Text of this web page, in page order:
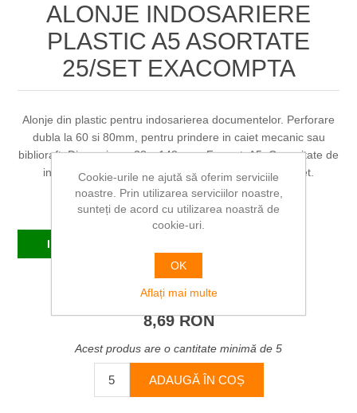
ALONJE INDOSARIERE
PLASTIC A5 ASORTATE
25/SET EXACOMPTA
Alonje din plastic pentru indosarierea documentelor. Perforare
dubla la 60 si 80mm, pentru prindere in caiet mecanic sau
biblioraft. Dimensiune: 38 x 148 mm. Format: A5. Capacitate de
indosariere: 100 coli (80 g/mp). Ambalare: 25 buc/set.
Producător: EXACOMPTA
In stoc
SKU: EX426025B
8,69 RON
Acest produs are o cantitate minimă de 5
ADAUGĂ ÎN COȘ
Cookie-urile ne ajută să oferim serviciile
noastre. Prin utilizarea serviciilor noastre,
sunteți de acord cu utilizarea noastră de
cookie-uri.
OK
Aflați mai multe